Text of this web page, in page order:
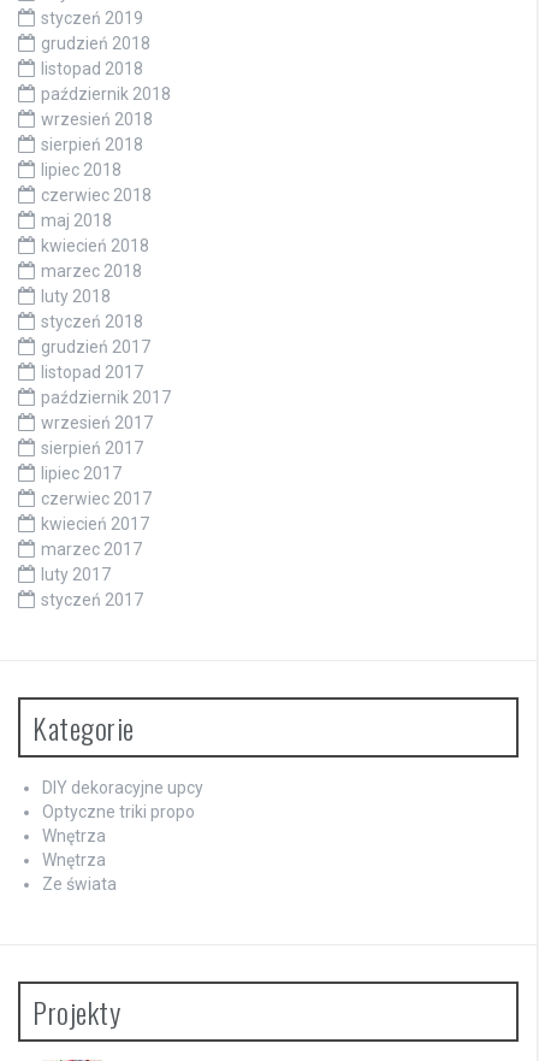
styczeń 2019
grudzień 2018
listopad 2018
październik 2018
wrzesień 2018
sierpień 2018
lipiec 2018
czerwiec 2018
maj 2018
kwiecień 2018
marzec 2018
luty 2018
styczeń 2018
grudzień 2017
listopad 2017
październik 2017
wrzesień 2017
sierpień 2017
lipiec 2017
czerwiec 2017
kwiecień 2017
marzec 2017
luty 2017
styczeń 2017
Kategorie
DIY dekoracyjne upcy
Optyczne triki propo
Wnętrza
Wnętrza
Ze świata
Projekty